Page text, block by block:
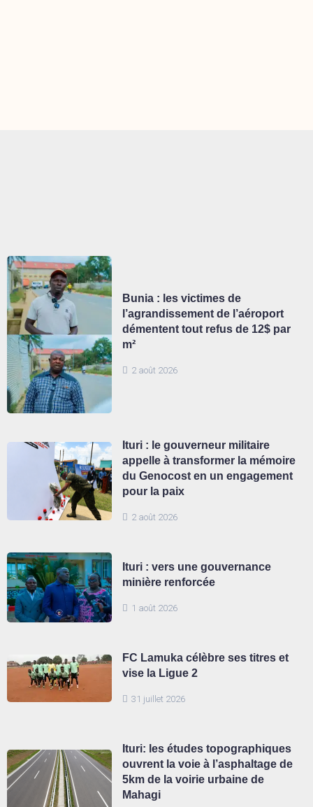
2 août 2026
Bunia : les victimes de
l’agrandissement de l’aéroport
démentent tout refus de 12$ par
m²
2 août 2026
Ituri : le gouverneur militaire
appelle à transformer la mémoire
du Genocost en un engagement
pour la paix
1 août 2026
Ituri : vers une gouvernance
minière renforcée
31 juillet 2026
FC Lamuka célèbre ses titres et
vise la Ligue 2
Ituri: les études topographiques
ouvrent la voie à l’asphaltage de
5km de la voirie urbaine de
Mahagi